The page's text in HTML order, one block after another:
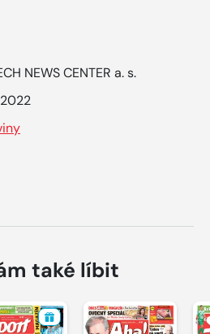
NEWS CENTER a. s.
také líbit